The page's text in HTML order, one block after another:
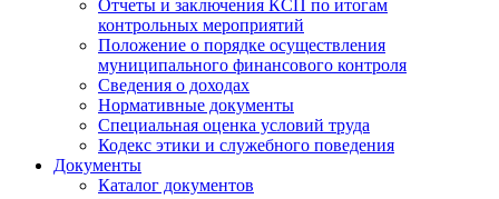
Отчеты и заключения КСП по итогам
контрольных мероприятий
Положение о порядке осуществления
муниципального финансового контроля
Сведения о доходах
Нормативные документы
Специальная оценка условий труда
Кодекс этики и служебного поведения
Документы
Каталог документов